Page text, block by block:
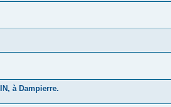
à Dampierre.